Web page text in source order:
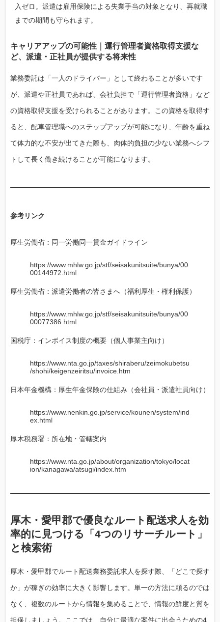
入ゼロ。派遣は雇用保険による失業手当の対象となり、再就職
までの期間も守られます。
キャリアアップの可能性｜運行管理者資格取得支援な
ど、派遣・正社員が提供する将来性
業務委託は「一人のドライバー」として終わることが多いです
が、派遣や正社員であれば、会社負担で「運行管理者資格」など
の資格取得支援を受けられることがあります。この資格を取得す
ると、配車管理職へのステップアップが可能になり、年齢を重ね
て体力的な不安が出てきた際も、肉体的負担の少ない業務へシフ
トして長く働き続けることが可能になります。
参考リンク
厚生労働省：同一労働同一賃金ガイドライン
https://www.mhlw.go.jp/stf/seisakunitsuite/bunya/00
00144972.html
厚生労働省：派遣労働者の皆さまへ（福利厚生・権利保護）
https://www.mhlw.go.jp/stf/seisakunitsuite/bunya/00
00077386.html
国税庁：インボイス制度の概要（個人事業主向け）
https://www.nta.go.jp/taxes/shiraberu/zeimokubetsu
/shohi/keigenzeiritsu/invoice.htm
日本年金機構：厚生年金保険の仕組み（会社員・派遣社員向け）
https://www.nenkin.go.jp/service/kounen/system/ind
ex.html
厚木税務署：所在地・管轄案内
https://www.nta.go.jp/about/organization/tokyo/locat
ion/kanagawa/atsugi/index.htm
厚木・愛甲郡で優良なルート配送求人を効
率的に見つける「4つのリサーチルート」
と検索術
厚木・愛甲郡でルート配送業務委託求人を探す際、「どこで探す
か」が稼ぎの効率に大きく影響します。単一の方法に頼るのでは
なく、複数のルートから情報を集めることで、情報の鮮度と質を
担保しましょう。ここでは、自分に最適な案件に出会うための4